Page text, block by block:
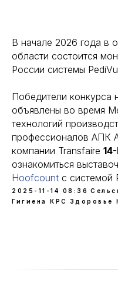
В начале 2026 года в
области состоится
России системы
Победители конкурса
объявлены во время
технологий
профессионалов АПК
компании Transfaire
ознакомиться
Hoofcount с системой
2025-11-14 08:36
Гигиена КРС
Здоровье